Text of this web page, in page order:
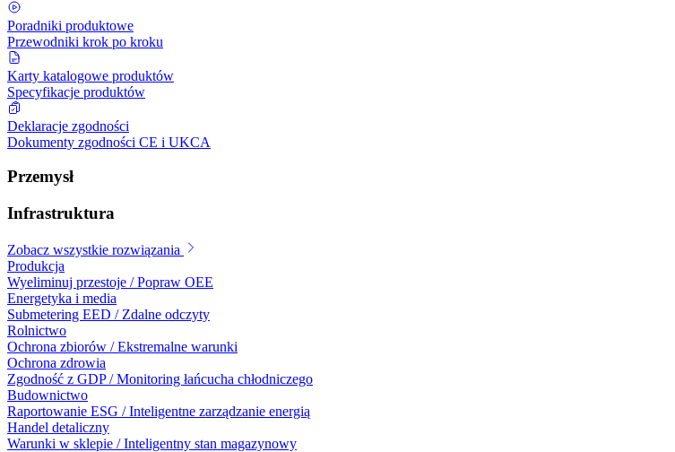
Poradniki produktowe
Przewodniki krok po kroku
Karty katalogowe produktów
Specyfikacje produktów
Deklaracje zgodności
Dokumenty zgodności CE i UKCA
Przemysł
Infrastruktura
Zobacz wszystkie rozwiązania
Produkcja
Wyeliminuj przestoje / Popraw OEE
Energetyka i media
Submetering EED / Zdalne odczyty
Rolnictwo
Ochrona zbiorów / Ekstremalne warunki
Ochrona zdrowia
Zgodność z GDP / Monitoring łańcucha chłodniczego
Budownictwo
Raportowanie ESG / Inteligentne zarządzanie energią
Handel detaliczny
Warunki w sklepie / Inteligentny stan magazynowy